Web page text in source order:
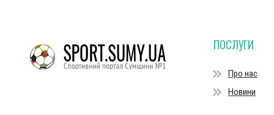
ПОСЛУГИ
Про нас
Новини